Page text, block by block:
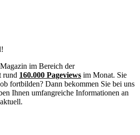
im Bereich der
rund 160.000 Pageviews im Monat. Sie
fortbilden? Dann bekommen Sie bei uns
Ihnen umfangreiche Informationen an